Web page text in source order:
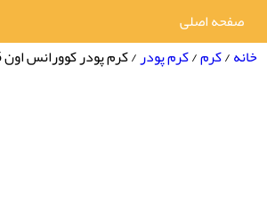
صفحه اصلی
خانه/کرم/کرم پودر/ کرم پودر کوورانس اون SPF15